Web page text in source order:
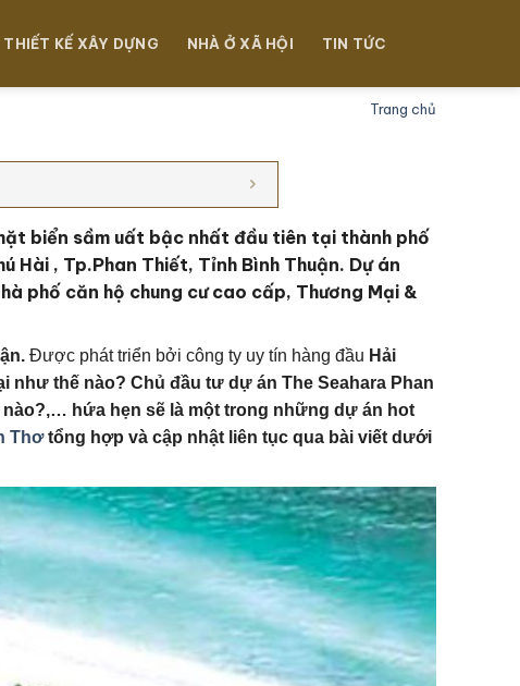
THIẾT KẾ XÂY DỰNG NHÀ Ở XÃ HỘI TIN TỨC
Trang chủ
biển sầm uất bậc nhất đầu tiên tại thành phố
Hài , Tp.Phan Thiết, Tỉnh Bình Thuận. Dự án
phố căn hộ chung cư cao cấp, Thương Mại &
Được phát triển bởi công ty uy tín hàng đầu Hải
như thế nào? Chủ đầu tư dự án The Seahara Phan
hứa hẹn sẽ là một trong những dự án hot
Thơtổng hợp và cập nhật liên tục qua bài viết dưới